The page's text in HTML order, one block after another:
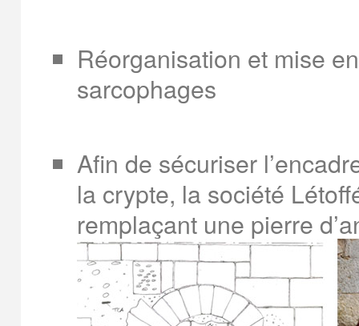
Réorganisation et mise
sarcophages
Afin de sécuriser
la crypte, la société
remplaçant une pierre